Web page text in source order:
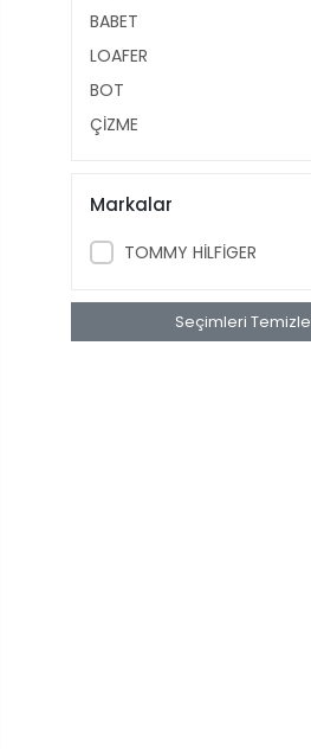
BABET
LOAFER
BOT
ÇİZME
Markalar
TOMMY HİLFİGER
Seçimleri Temizle